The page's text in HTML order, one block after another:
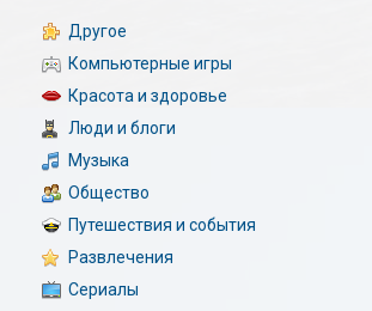
Другое
Компьютерные игры
Красота и здоровье
Люди и блоги
Музыка
Общество
Путешествия и события
Развлечения
Сериалы